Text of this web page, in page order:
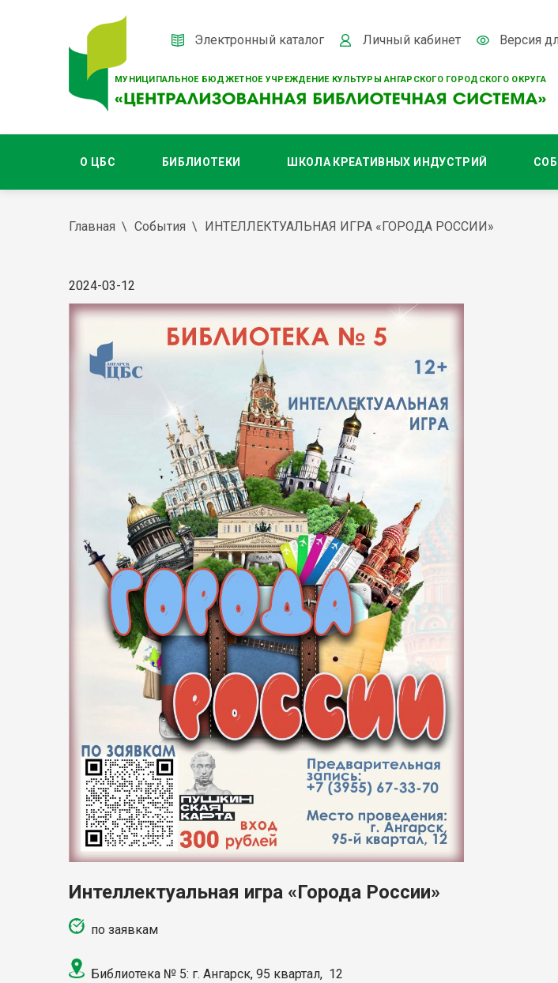
МУНИЦИПАЛЬНОЕ БЮДЖЕТНОЕ УЧРЕЖДЕНИЕ КУЛЬТУРЫ АНГАРСКОГО ГОРОДСКОГО ОКРУГА
Электронный каталог Личный кабинет Версия
О ЦБС БИБЛИОТЕКИ ШКОЛА КРЕАТИВНЫХ ИНДУСТРИЙ
Главная События ИНТЕЛЛЕКТУАЛЬНАЯ ИГРА «ГОРОДА РОССИИ»
2024-03-12
Интеллектуальная игра «Города России»
по заявкам
Библиотека № 5: г. Ангарск, 95 квартал, 12